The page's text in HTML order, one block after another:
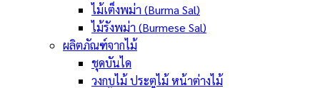
ไม้เต็งพม่า (Burma Sal)
ไม้รังพม่า (Burmese Sal)
ผลิตภัณฑ์จากไม้
ชุดบันได
วงกบไม้ ประตูไม้ หน้าต่างไม้